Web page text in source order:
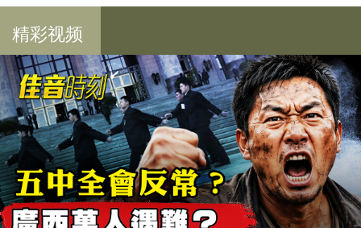
精彩视频